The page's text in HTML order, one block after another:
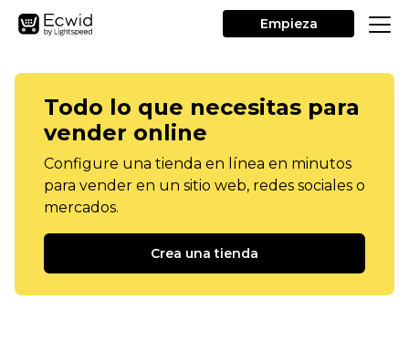
Empieza
Todo lo que necesitas para
vender online
Configure una tienda en línea en minutos
para vender en un sitio web, redes sociales o
mercados.
Crea una tienda